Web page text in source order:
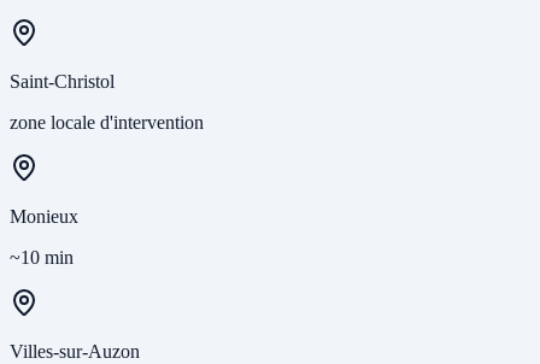
Saint-Christol
zone locale d'intervention
Monieux
~10 min
Villes-sur-Auzon